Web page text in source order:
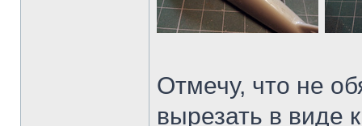
Отмечу, что не
вырезать в виде